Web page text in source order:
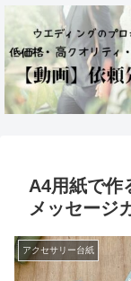
A4用紙で作
メッセージ
アクセサリー台紙